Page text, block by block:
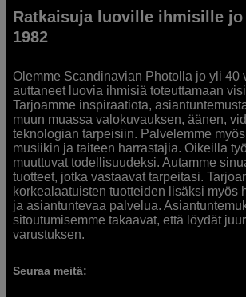
Ratkaisuja luoville ihmisille jo
1982
Olemme Scandinavian Photolla jo yli 40
auttaneet luovia ihmisiä toteuttamaan
Tarjoamme inspiraatiota,
muun muassa valokuvauksen, äänen,
teknologian tarpeisiin. Palvelemme
musiikin ja taiteen harrastajia. Oikeilla
muuttuvat todellisuudeksi. Autamme
tuotteet, jotka vastaavat tarpeitasi.
korkealaatuisten tuotteiden lisäksi myös
ja asiantuntevaa palvelua.
sitoutumisemme takaavat, että löydät
varustuksen.
Seuraa meitä: